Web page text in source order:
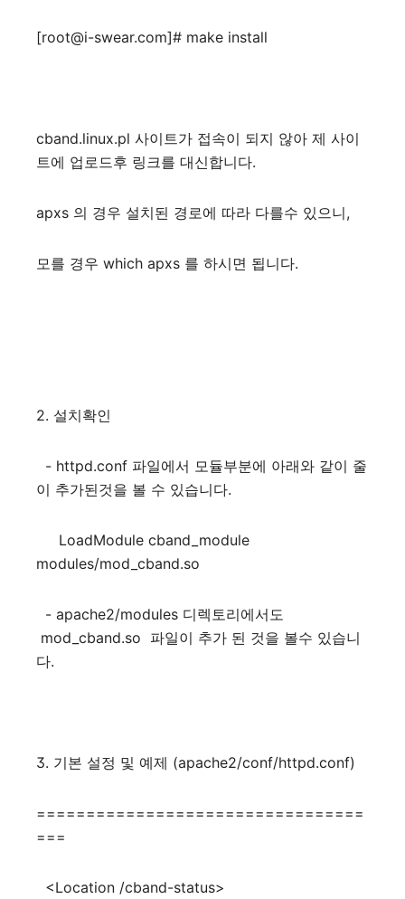
[root@i-swear.com]# make install
cband.linux.pl 사이트가 접속이 되지 않아 제 사이
트에 업로드후 링크를 대신합니다.
apxs 의 경우 설치된 경로에 따라 다를수 있으니,
모를 경우 which apxs 를 하시면 됩니다.
2. 설치확인
- httpd.conf 파일에서 모듈부분에 아래와 같이 줄
이 추가된것을 볼 수 있습니다.
LoadModule cband_module
modules/mod_cband.so
- apache2/modules 디렉토리에서도
mod_cband.so 파일이 추가 된 것을 볼수 있습니
다.
3. 기본 설정 및 예제 (apache2/conf/httpd.conf)
=================================
===
<Location /cband-status>